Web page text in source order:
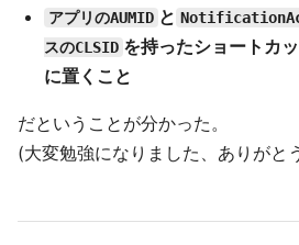
アプリのAUMID と
スのCLSID を持ったショートカ
に置くこと
だということが分かった。
(大変勉強になりました、ありがと